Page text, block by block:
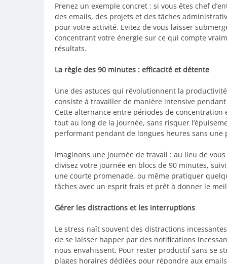
Prenez un exemple concret : si vous êtes chef
des emails, des projets et des tâches
pour votre activité. Evitez de vous laisser
concentrant votre énergie sur ce qui compte
résultats.
La règle des 90 minutes : efficacité et détente
Une des astuces qui révolutionnent la
consiste à travailler de manière intensive
Cette alternance entre périodes de
tout au long de la journée, sans risquer
performant pendant de longues heures sans une
Imaginons une journée de travail : au lieu de
divisez votre journée en blocs de 90 minutes,
une courte promenade, ou même pratiquer
tâches avec un esprit frais et prêt à donner le
Gérer les distractions et les interruptions
Le stress naît souvent des distractions
de se laisser happer par des notifications
nous envahissent. Pour rester productif sans se
plages horaires dédiées pour répondre aux